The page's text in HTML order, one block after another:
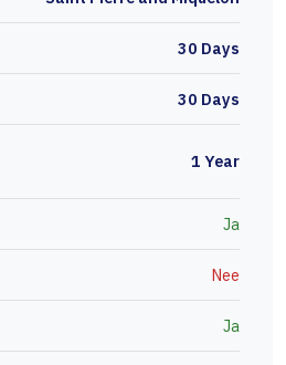
30 Days
30 Days
1 Year
Ja
Nee
Ja